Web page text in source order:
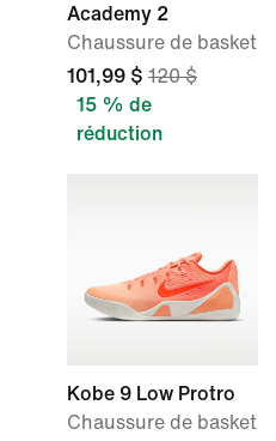
Academy 2
Chaussure de basket
101,99 $ 120 $
15 % de
réduction
Kobe 9 Low Protro
Chaussure de basket